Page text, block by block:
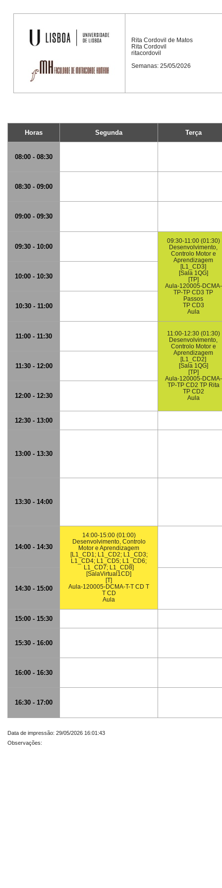
Rita Cordovil de Matos
Rita Cordovil
ritacordovil
Semanas: 25/05/2026
Horas Segunda Terça
08:00 - 08:30
08:30 - 09:00
09:00 - 09:30
09:30 - 10:00
09:30-11:00 (01:30)
Desenvolvimento,
Controlo Motor e
Aprendizagem
[L1_CD3]
[Sala 1QG]
[TP]
Aula-120005-DCMA-
TP-TP CD3 TP
Passos
TP CD3
Aula
10:00 - 10:30
10:30 - 11:00
11:00 - 11:30
11:00-12:30 (01:30)
Desenvolvimento,
Controlo Motor e
Aprendizagem
[L1_CD2]
[Sala 1QG]
[TP]
Aula-120005-DCMA-
TP-TP CD2 TP Rita
TP CD2
Aula
11:30 - 12:00
12:00 - 12:30
12:30 - 13:00
13:00 - 13:30
13:30 - 14:00
14:00 - 14:30
14:00-15:00 (01:00)
Desenvolvimento, Controlo
Motor e Aprendizagem
[L1_CD1; L1_CD2; L1_CD3;
L1_CD4; L1_CD5; L1_CD6;
L1_CD7; L1_CD8]
[SalaVirtual1CD]
[T]
Aula-120005-DCMA-T-T CD T
T CD
Aula
14:30 - 15:00
15:00 - 15:30
15:30 - 16:00
16:00 - 16:30
16:30 - 17:00
Data de impressão: 29/05/2026 16:01:43
Observações: